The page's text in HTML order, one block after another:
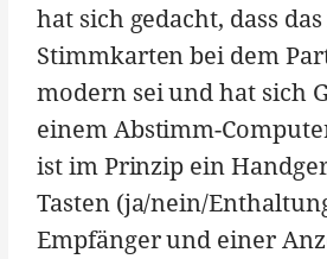
hat sich gedacht, dass
Stimmkarten bei dem
modern sei und hat sich
einem Abstimm-
ist im Prinzip ein
Tasten (ja/nein/
Empfänger und einer